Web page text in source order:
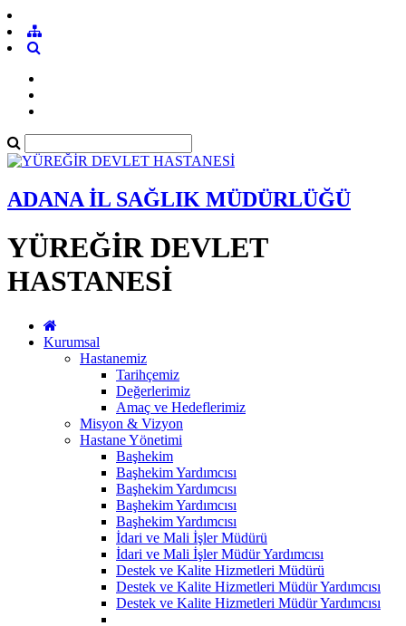
ADANA İL SAĞLIK MÜDÜRLÜĞÜ
YÜREĞİR DEVLET
HASTANESİ
Kurumsal
Hastanemiz
Tarihçemiz
Değerlerimiz
Amaç ve Hedeflerimiz
Misyon & Vizyon
Hastane Yönetimi
Başhekim
Başhekim Yardımcısı
Başhekim Yardımcısı
Başhekim Yardımcısı
Başhekim Yardımcısı
İdari ve Mali İşler Müdürü
İdari ve Mali İşler Müdür Yardımcısı
Destek ve Kalite Hizmetleri Müdürü
Destek ve Kalite Hizmetleri Müdür Yardımcısı
Destek ve Kalite Hizmetleri Müdür Yardımcısı